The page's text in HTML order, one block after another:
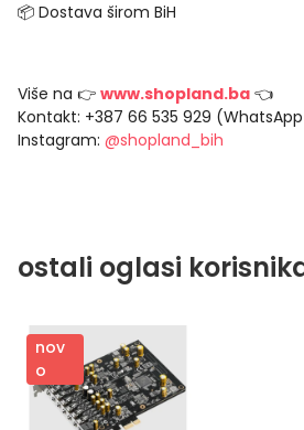
📦 Dostava širom BiH
Više na 👉 www.shopland.ba 👈
Kontakt: +387 66 535 929
Instagram: @shopland_bih
ostali oglasi
nov
o